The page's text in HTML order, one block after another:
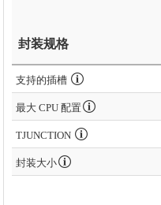
封装规格
支持的插槽
最大 CPU 配置
TJUNCTION
封装大小